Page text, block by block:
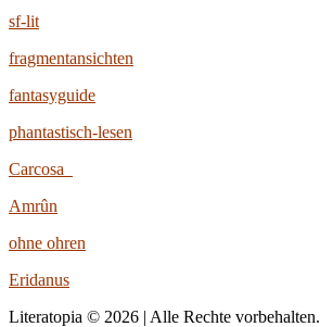
sf-lit
fragmentansichten
fantasyguide
phantastisch-lesen
Carcosa
Amrûn
ohne ohren
Eridanus
Literatopia © 2026 | Alle Rechte vorbehalten.